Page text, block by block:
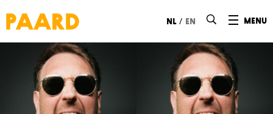
menu
nl / en